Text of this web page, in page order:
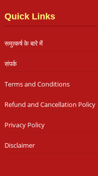
Quick Links
समुत्कर्ष के बारे में
संपर्क
Terms and Conditions
Refund and Cancellation Policy
Privacy Policy
Disclaimer